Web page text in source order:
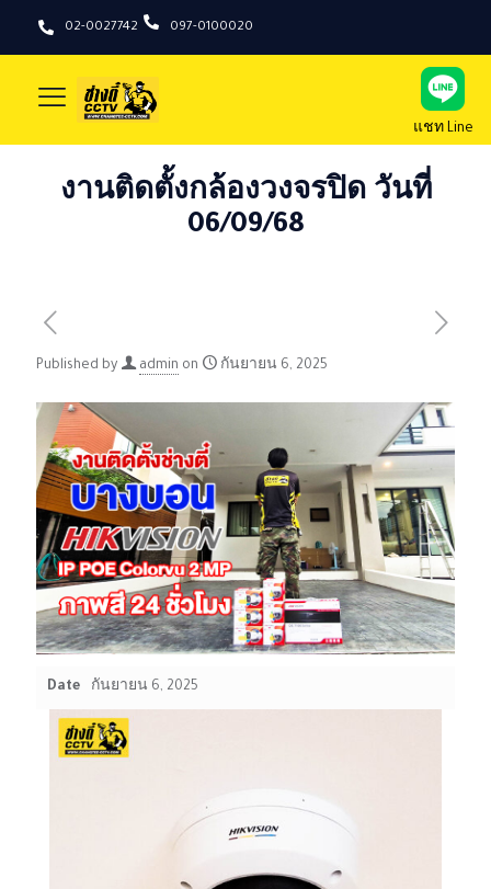
02-0027742 097-0100020
แชท Line
งานติดตั้งกล้องวงจรปิด วันที่
06/09/68
Published by admin on กันยายน 6, 2025
Date กันยายน 6, 2025